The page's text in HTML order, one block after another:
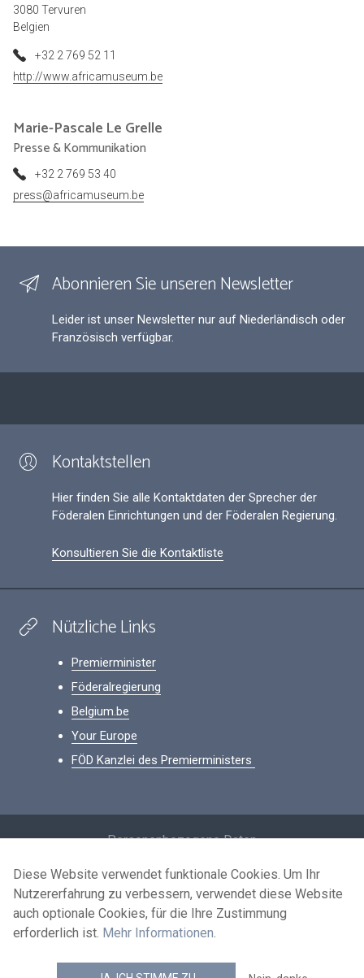
3080 Tervuren
Belgien
+32 2 769 52 11
http://www.africamuseum.be
Marie-Pascale Le Grelle
Presse & Kommunikation
+32 2 769 53 40
press@africamuseum.be
Abonnieren Sie unseren Newsletter
Leider ist unser Newsletter nur auf Niederländisch oder
Französisch verfügbar.
Kontaktstellen
Hier finden Sie alle Kontaktdaten der Sprecher der
Föderalen Einrichtungen und der Föderalen Regierung.
Konsultieren Sie die Kontaktliste
Nützliche Links
Premierminister
Föderalregierung
Belgium.be
Your Europe
FÖD Kanzlei des Premierministers
Personenbezogene Daten
Bedingungen für die Wiederverwendung
Kontaktieren Sie uns
Barrierefreiheit
news.belgium RSS feed
Diese Website verwendet funktionale Cookies. Um Ihr
Nutzererfahrung zu verbessern, verwendet diese Website
auch optionale Cookies, für die Ihre Zustimmung
erforderlich ist. Mehr Informationen.